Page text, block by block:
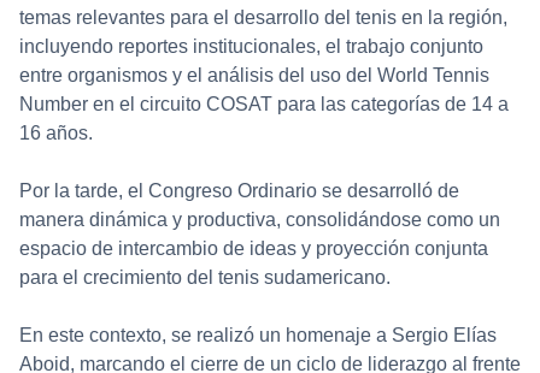
temas relevantes para el desarrollo del tenis en la región,
incluyendo reportes institucionales, el trabajo conjunto
entre organismos y el análisis del uso del World Tennis
Number en el circuito COSAT para las categorías de 14 a
16 años.
Por la tarde, el Congreso Ordinario se desarrolló de
manera dinámica y productiva, consolidándose como un
espacio de intercambio de ideas y proyección conjunta
para el crecimiento del tenis sudamericano.
En este contexto, se realizó un homenaje a Sergio Elías
Aboid, marcando el cierre de un ciclo de liderazgo al frente